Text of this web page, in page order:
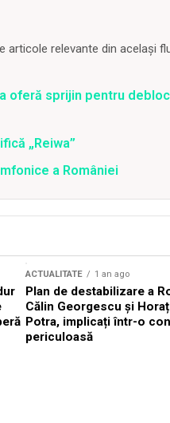
articole relevante din același
oferă sprijin pentru
„Reiwa”
a României
ACTUALITATE 1 an ago
Plan de destabilizare a
Călin Georgescu și
Potra, implicați într-o
periculoasă